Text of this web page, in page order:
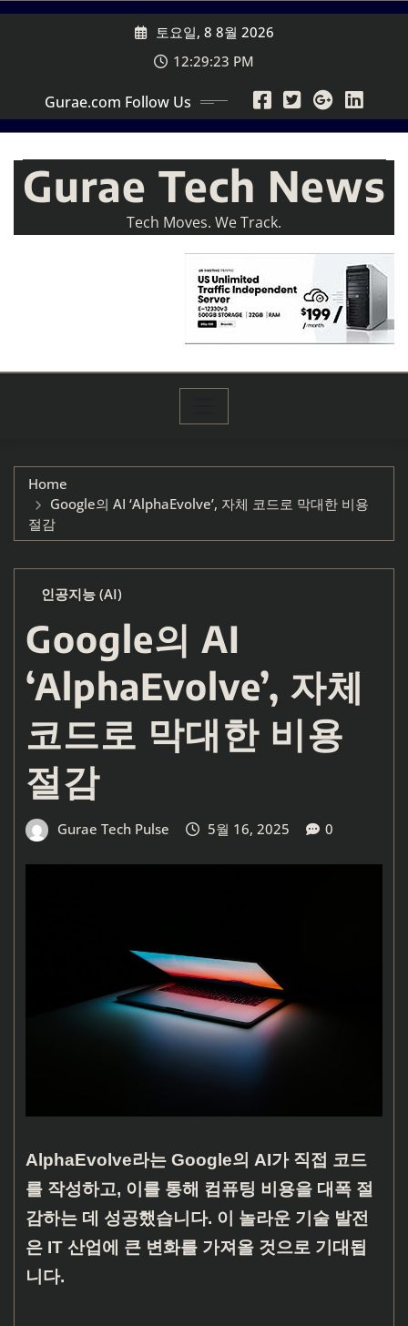
Skip
토요일, 8 8월 2026
12:29:25 PM
Gurae.com Follow Us
Gurae Tech News
Tech Moves. We Track.
Home
Google의 AI ‘AlphaEvolve’, 자체 코드로 막대한 비용
절감
인공지능 (AI)
Google의 AI
‘AlphaEvolve’, 자체
코드로 막대한 비용
절감
Gurae Tech Pulse 5월 16, 2025 0
AlphaEvolve라는 Google의 AI가 직접 코드
를 작성하고, 이를 통해 컴퓨팅 비용을 대폭 절
감하는 데 성공했습니다. 이 놀라운 기술 발전
은 IT 산업에 큰 변화를 가져올 것으로 기대됩
니다.